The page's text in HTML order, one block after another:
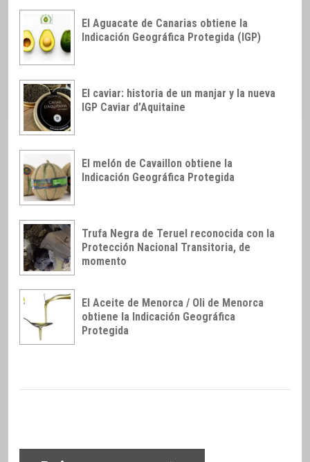
El Aguacate de Canarias obtiene la
Indicación Geográfica Protegida (IGP)
El caviar: historia de un manjar y la nueva
IGP Caviar d’Aquitaine
El melón de Cavaillon obtiene la
Indicación Geográfica Protegida
Trufa Negra de Teruel reconocida con la
Protección Nacional Transitoria, de
momento
El Aceite de Menorca / Oli de Menorca
obtiene la Indicación Geográfica
Protegida